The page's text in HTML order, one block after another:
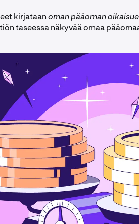
kirjataanoman pääoman
taseessa näkyvää omaa